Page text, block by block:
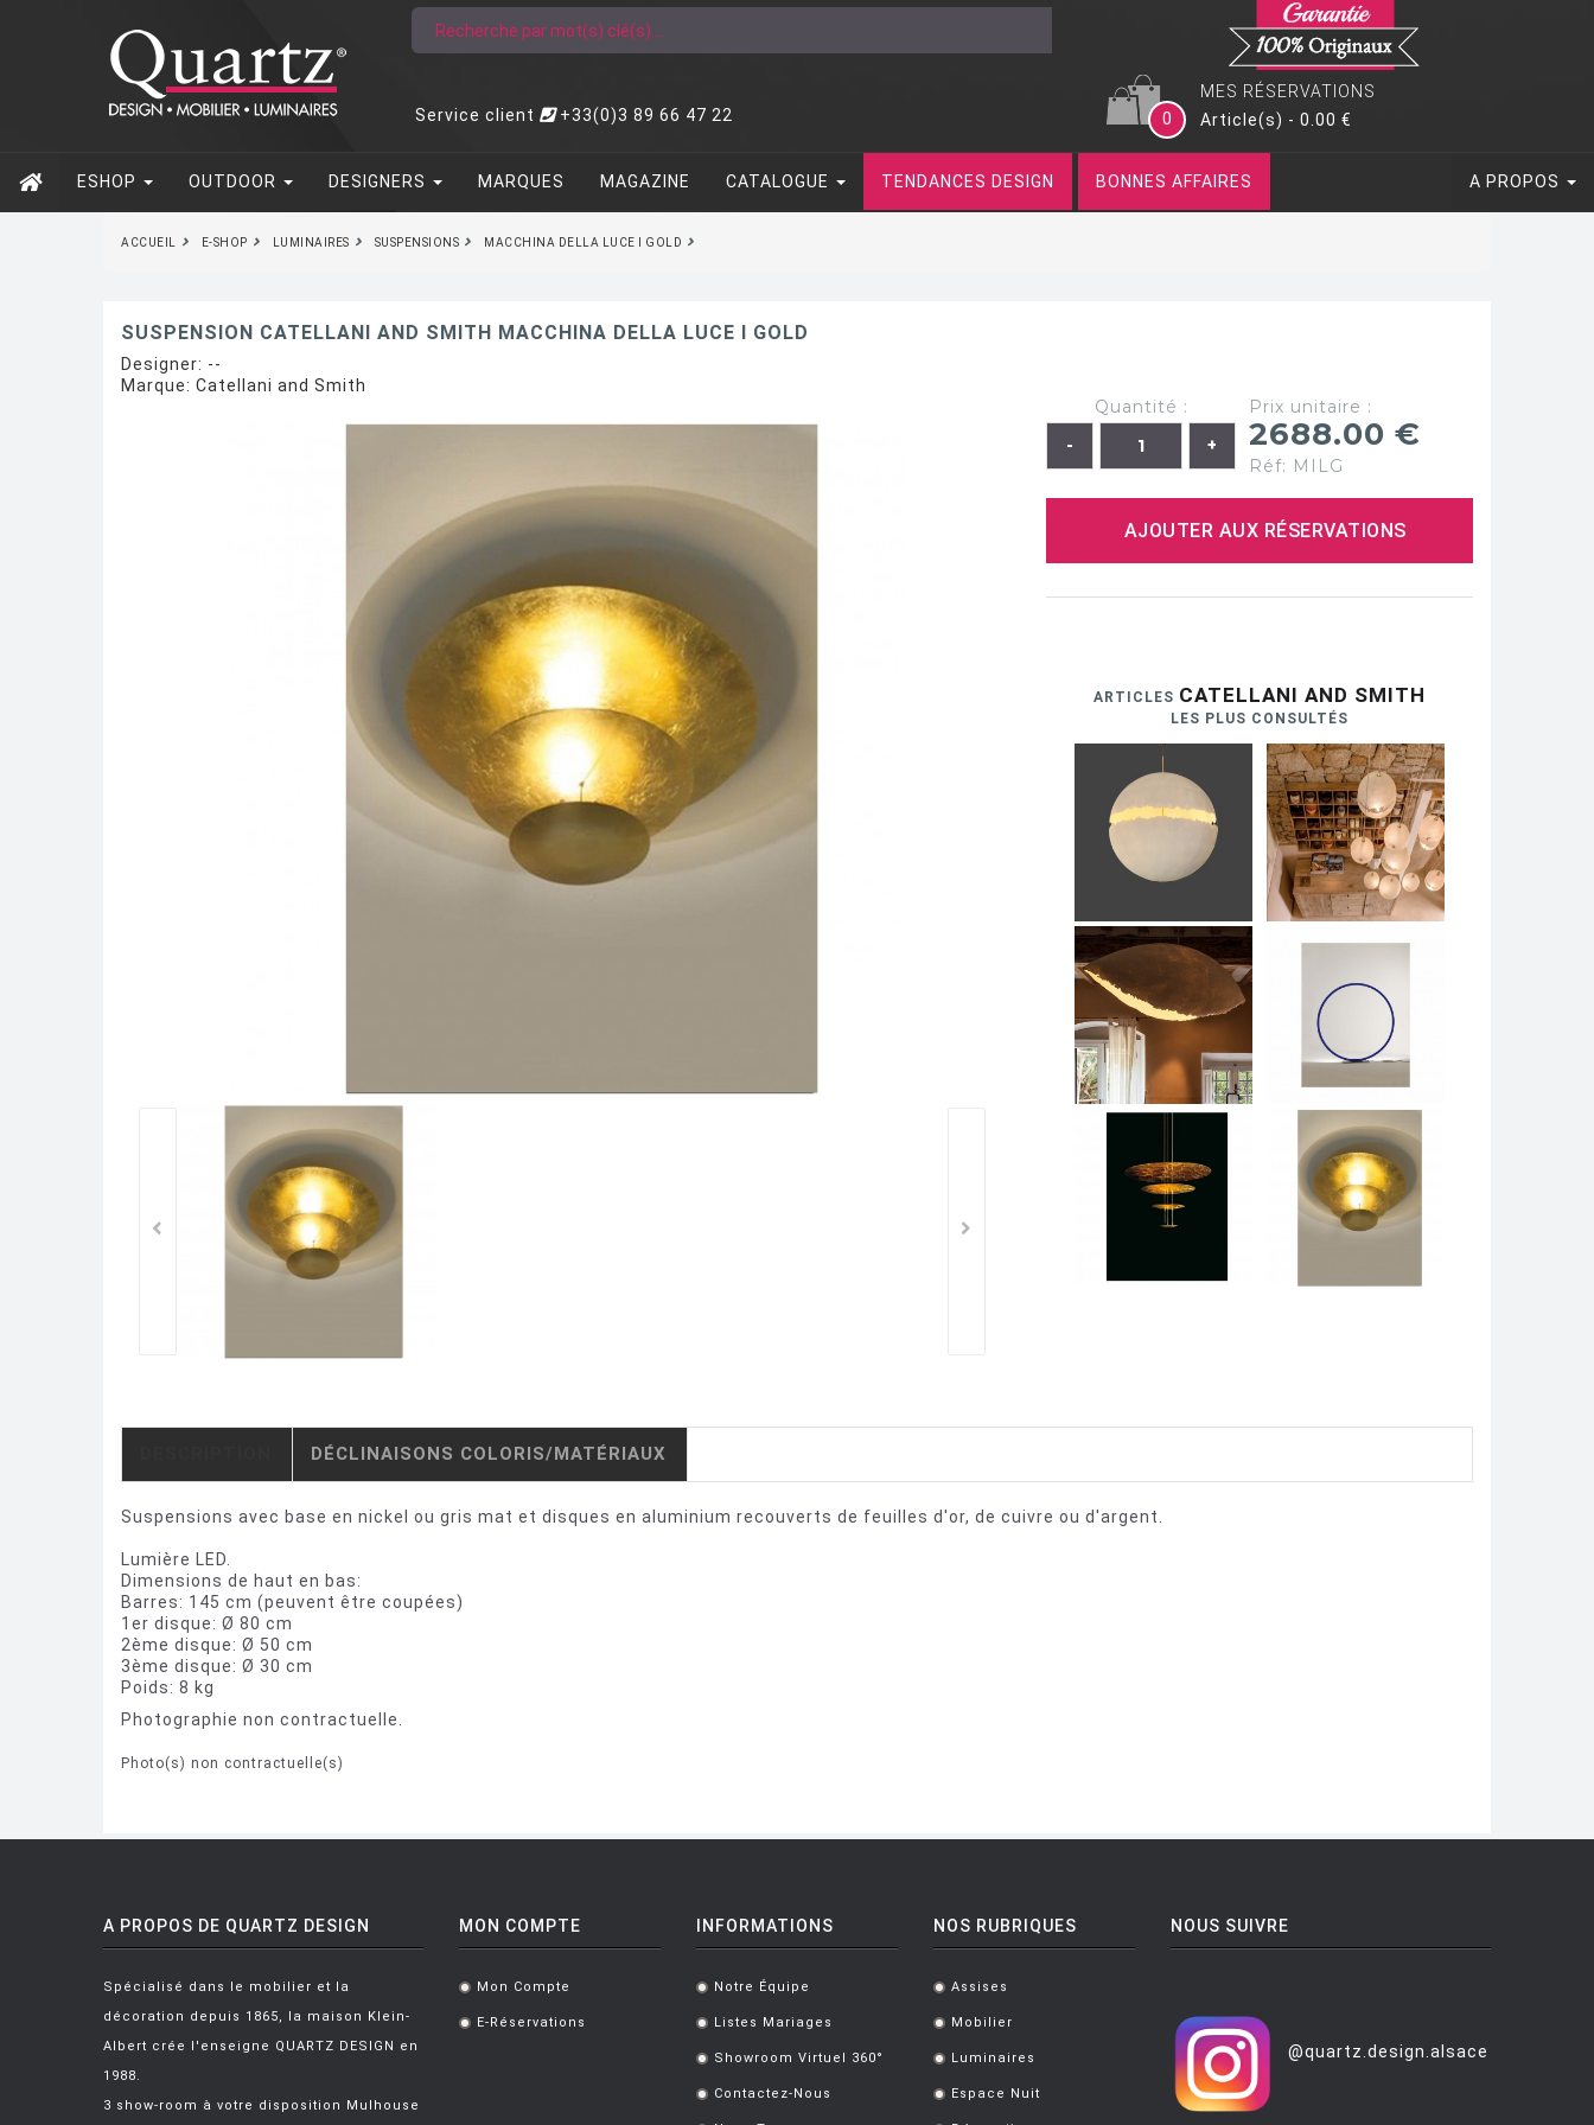
Service client +33(0)3 89 66 47 22
MES RÉSERVATIONS
0
Article(s) - 0.00 €
ESHOP OUTDOOR DESIGNERS MARQUES MAGAZINE CATALOGUE TENDANCES DESIGN BONNES AFFAIRES A PROPOS
ACCUEIL E-SHOP LUMINAIRES SUSPENSIONS MACCHINA DELLA LUCE I GOLD
SUSPENSION CATELLANI AND SMITH MACCHINA DELLA LUCE I GOLD
Designer: --
Marque: Catellani and Smith
Quantité : Prix unitaire :
2688.00 €
Réf: MILG
AJOUTER AUX RÉSERVATIONS
ARTICLES CATELLANI AND SMITH
LES PLUS CONSULTÉS
DÉCLINAISONS COLORIS/MATÉRIAUX
Suspensions avec base en nickel ou gris mat et disques en aluminium recouverts de feuilles d'or, de cuivre ou d'argent.
Lumière LED.
Dimensions de haut en bas:
Barres: 145 cm (peuvent être coupées)
1er disque: Ø 80 cm
2ème disque: Ø 50 cm
3ème disque: Ø 30 cm
Poids: 8 kg
Photographie non contractuelle.
Photo(s) non contractuelle(s)
A PROPOS DE QUARTZ DESIGN
Spécialisé dans le mobilier et la
décoration depuis 1865, la maison Klein-
Albert crée l'enseigne QUARTZ DESIGN en
1988.
3 show-room à votre disposition Mulhouse
MON COMPTE
. Mon Compte
. E-Réservations
INFORMATIONS
. Notre Équipe
. Listes Mariages
. Showroom Virtuel 360°
. Contactez-Nous
NOS RUBRIQUES
. Assises
. Mobilier
. Luminaires
. Espace Nuit
NOUS SUIVRE
@quartz.design.alsace